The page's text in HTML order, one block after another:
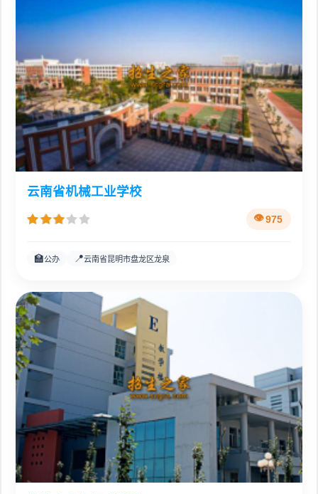
云南省机械工业学校
975
🏫公办 📍云南省昆明市盘龙区龙泉